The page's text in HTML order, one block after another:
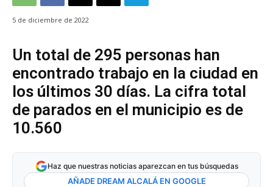
5 de diciembre de 2022
Un total de 295 personas han
encontrado trabajo en la ciudad en
los últimos 30 días. La cifra total
de parados en el municipio es de
10.560
Haz que nuestras noticias aparezcan en tus búsquedas
AÑADE DREAM ALCALÁ EN GOOGLE